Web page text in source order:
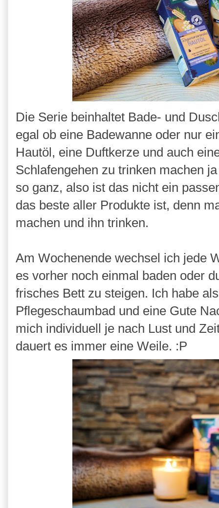
Die Serie beinhaltet Bade- und
egal ob eine Badewanne oder nur
Hautöl, eine Duftkerze und auch
Schlafengehen zu trinken machen
so ganz, also ist das nicht ein
das beste aller Produkte ist, denn
machen und ihn trinken.
Am Wochenende wechsel ich jede
es vorher noch einmal baden oder
frisches Bett zu steigen. Ich habe
Pflegeschaumbad und eine Gute
mich individuell je nach Lust und
dauert es immer eine Weile. :P